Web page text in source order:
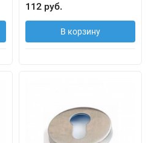
112 руб.
В корзину